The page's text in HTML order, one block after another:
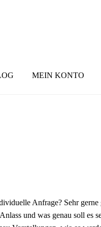
MEIN KONTO
Anfrage? Sehr gerne
und was genau soll es